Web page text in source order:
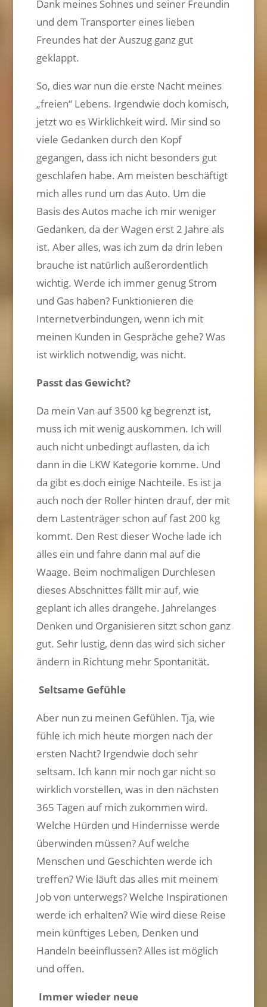
Dank meines Sohnes und seiner Freundin
und dem Transporter eines lieben
Freundes hat der Auszug ganz gut
geklappt.
So, dies war nun die erste Nacht meines
„freien“ Lebens. Irgendwie doch komisch,
jetzt wo es Wirklichkeit wird. Mir sind so
viele Gedanken durch den Kopf
gegangen, dass ich nicht besonders gut
geschlafen habe. Am meisten beschäftigt
mich alles rund um das Auto. Um die
Basis des Autos mache ich mir weniger
Gedanken, da der Wagen erst 2 Jahre als
ist. Aber alles, was ich zum da drin leben
brauche ist natürlich außerordentlich
wichtig. Werde ich immer genug Strom
und Gas haben? Funktionieren die
Internetverbindungen, wenn ich mit
meinen Kunden in Gespräche gehe? Was
ist wirklich notwendig, was nicht.
Passt das Gewicht?
Da mein Van auf 3500 kg begrenzt ist,
muss ich mit wenig auskommen. Ich will
auch nicht unbedingt auflasten, da ich
dann in die LKW Kategorie komme. Und
da gibt es doch einige Nachteile. Es ist ja
auch noch der Roller hinten drauf, der mit
dem Lastenträger schon auf fast 200 kg
kommt. Den Rest dieser Woche lade ich
alles ein und fahre dann mal auf die
Waage. Beim nochmaligen Durchlesen
dieses Abschnittes fällt mir auf, wie
geplant ich alles drangehe. Jahrelanges
Denken und Organisieren sitzt schon ganz
gut. Sehr lustig, denn das wird sich sicher
ändern in Richtung mehr Spontanität.
Seltsame Gefühle
Aber nun zu meinen Gefühlen. Tja, wie
fühle ich mich heute morgen nach der
ersten Nacht? Irgendwie doch sehr
seltsam. Ich kann mir noch gar nicht so
wirklich vorstellen, was in den nächsten
365 Tagen auf mich zukommen wird.
Welche Hürden und Hindernisse werde
überwinden müssen? Auf welche
Menschen und Geschichten werde ich
treffen? Wie läuft das alles mit meinem
Job von unterwegs? Welche Inspirationen
werde ich erhalten? Wie wird diese Reise
mein künftiges Leben, Denken und
Handeln beeinflussen? Alles ist möglich
und offen.
Immer wieder neue